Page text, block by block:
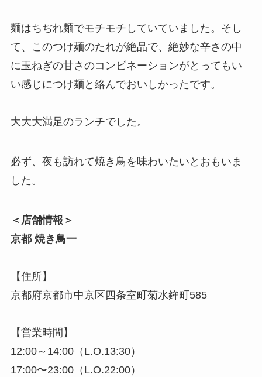
麺はちぢれ麺でモチモチしていていました。そし
て、このつけ麺のたれが絶品で、絶妙な辛さの中
に玉ねぎの甘さのコンビネーションがとってもい
い感じにつけ麺と絡んでおいしかったです。
大大大満足のランチでした。
必ず、夜も訪れて焼き鳥を味わいたいとおもいま
した。
＜店舗情報＞
京都 焼き鳥一
【住所】
京都府京都市中京区四条室町菊水鉾町585
【営業時間】
12:00～14:00（L.O.13:30）
17:00〜23:00（L.O.22:00）